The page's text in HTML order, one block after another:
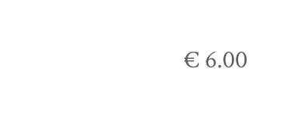
€ 6.00